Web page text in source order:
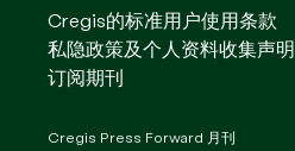
Cregis的标准用户使用条款
私隐政策及个人资料收集声明
订阅期刊
Cregis Press Forward 月刊